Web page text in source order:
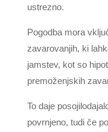
ustrezno.
Pogodba mora
zavarovanjih, ki
jamstev, kot so
premoženjskih
To daje
povrnjeno, tudi če